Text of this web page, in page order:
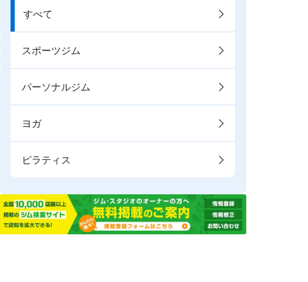
すべて
スポーツジム
パーソナルジム
ヨガ
ピラティス